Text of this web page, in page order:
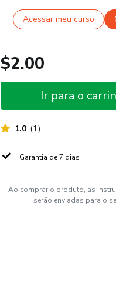
Acessar meu curso
$2.00
Ir para o
1.0 (1)
Garantia de 7 dias
Ao comprar o produto, as
serão enviadas para o